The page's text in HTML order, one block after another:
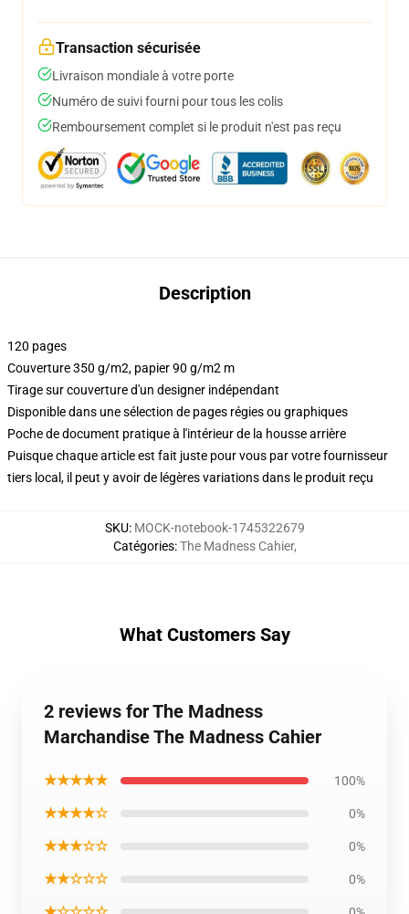
Transaction sécurisée
Livraison mondiale à votre porte
Numéro de suivi fourni pour tous les colis
Remboursement complet si le produit n'est pas reçu
Description
120 pages
Couverture 350 g/m2, papier 90 g/m2 m
Tirage sur couverture d'un designer indépendant
Disponible dans une sélection de pages régies ou graphiques
Poche de document pratique à l'intérieur de la housse arrière
Puisque chaque article est fait juste pour vous par votre fournisseur
tiers local, il peut y avoir de légères variations dans le produit reçu
SKU: MOCK-notebook-1745322679
Catégories:The Madness Cahier,
What Customers Say
2 reviews for The Madness
Marchandise The Madness Cahier
★★★★★ 100%
★★★★☆ 0%
★★★☆☆ 0%
★★☆☆☆ 0%